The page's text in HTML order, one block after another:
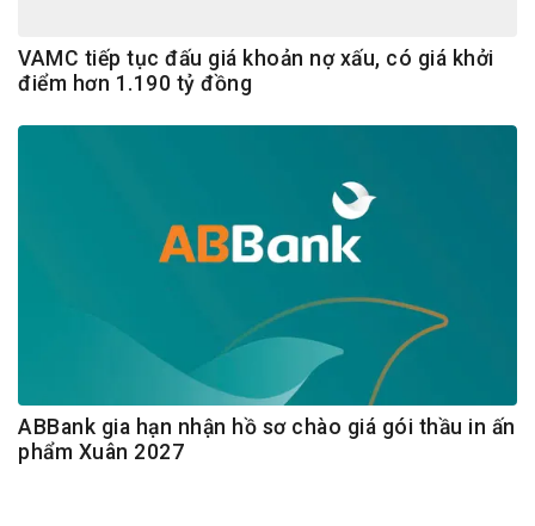
VAMC tiếp tục đấu giá khoản nợ xấu, có giá khởi
điểm hơn 1.190 tỷ đồng
ABBank gia hạn nhận hồ sơ chào giá gói thầu in ấn
phẩm Xuân 2027